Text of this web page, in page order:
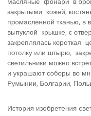
закрытыми кожей,
промасленной тканью, в
выпуклой крышке, с
закреплялась короткая
потолку или штырю,
светильники можно
и украшают соборы во
Румынии, Болгарии,
История изобретения